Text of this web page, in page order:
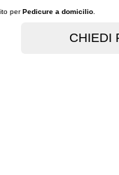
perPedicure a domicilio